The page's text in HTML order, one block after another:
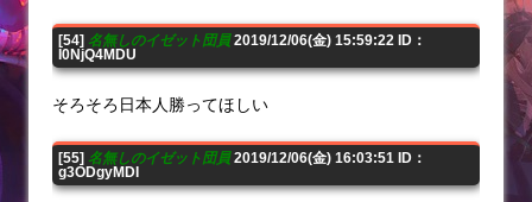
[54] 名無しのイゼット団員2019/12/06(金) 15:59:22 ID：
I0NjQ4MDU
そろそろ日本人勝ってほしい
[55] 名無しのイゼット団員2019/12/06(金) 16:03:51 ID：
g3ODgyMDI